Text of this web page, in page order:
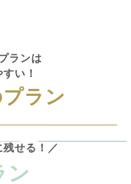
ランは
い！
ラン
せる！／
ン